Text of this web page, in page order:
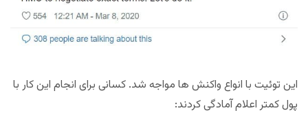
این توئیت با انواع واکنش ها مواجه شد. کسانی برای انجام این کار با
پول کمتر اعلام آمادگی کردند: